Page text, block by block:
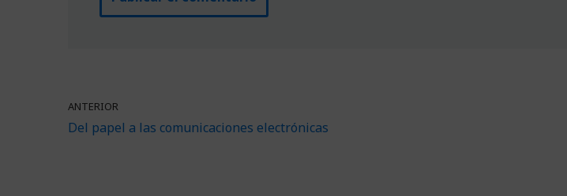
ANTERIOR
Del papel a las comunicaciones electrónicas